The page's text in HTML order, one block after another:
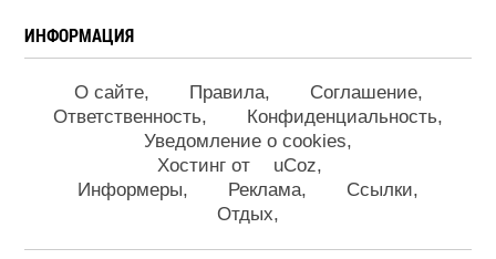
ИНФОРМАЦИЯ
О сайте Правила
Соглашение
Ответственность
Конфиденциальность
Уведомление о cookies
Хостинг от
uCoz
Информеры
Реклама
Ссылки
Отдых